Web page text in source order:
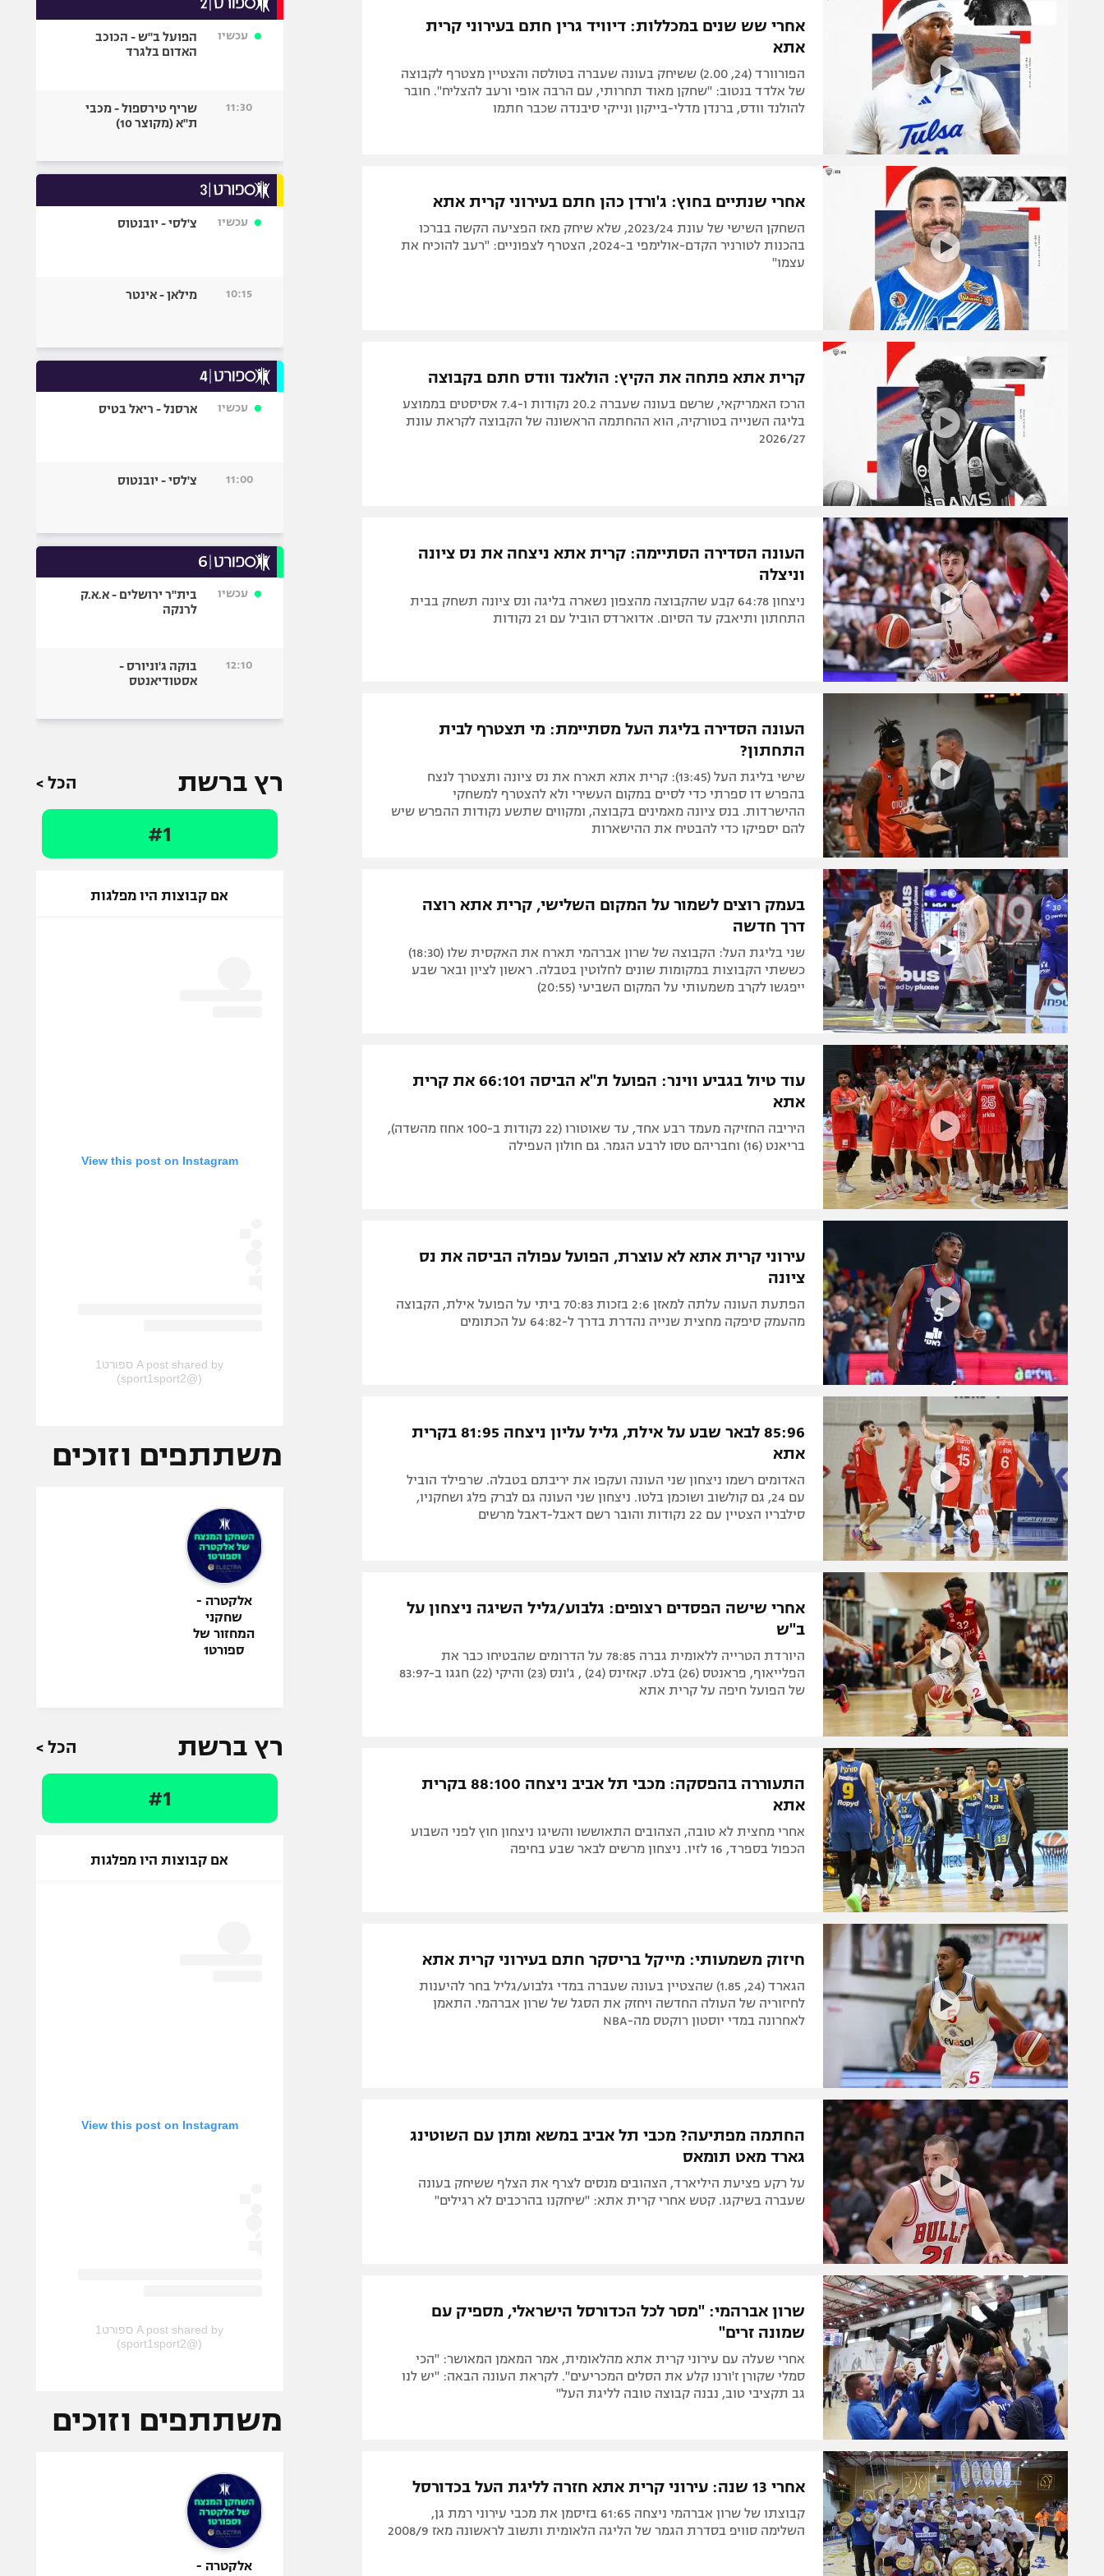
תקנון משתתפים וזוכים בפרסים
תקנון עבור פעילות אלקטרה
תקנון עבור פעילות ספורט 1 – "מרלן"
טניס
גיימינג E-Sports
תנאי שימוש
מדיניות פרטיות
תקנון פעילות ספורט 1
רשיון להקרנה פומבית לבית עסק
הצטרפות לחבילת הערוצים
לוח דרושים – ג'ובנט
המגזין
הפועל באר שבע
מכבי נתניה
בני יהודה
ספורט מוטורי
בייסבול MLB
גיימינג E-Sports
אחרי שש שנים במכללות: דיוויד גרין חתם בעירוני קרית
אתא
הפורוורד (24, 2.00) ששיחק בעונה שעברה בטולסה והצטיין מצטרף לקבוצה
של אלדד בנטוב: "שחקן מאוד תחרותי, עם הרבה אופי ורעב להצליח". חובר
להולנד וודס, ברנדן מדלי-בייקון ונייקי סיבנדה שכבר חתמו
אחרי שנתיים בחוץ: ג'ורדן כהן חתם בעירוני קרית אתא
השחקן השישי של עונת 2023/24, שלא שיחק מאז הפציעה הקשה בברכו
בהכנות לטורניר הקדם-אולימפי ב-2024, הצטרף לצפוניים: "רעב להוכיח את
עצמו"
קרית אתא פתחה את הקיץ: הולאנד וודס חתם בקבוצה
הרכז האמריקאי, שרשם בעונה שעברה 20.2 נקודות ו-7.4 אסיסטים בממוצע
בליגה השנייה בטורקיה, הוא ההחתמה הראשונה של הקבוצה לקראת עונת
2026/27
העונה הסדירה הסתיימה: קרית אתא ניצחה את נס ציונה
וניצלה
ניצחון 64:78 קבע שהקבוצה מהצפון נשארה בליגה ונס ציונה תשחק בבית
התחתון ותיאבק עד הסיום. אדוארדס הוביל עם 21 נקודות
העונה הסדירה בליגת העל מסתיימת: מי תצטרף לבית
התחתון?
שישי בליגת העל (13:45): קרית אתא תארח את נס ציונה ותצטרך לנצח
בהפרש דו ספרתי כדי לסיים במקום העשירי ולא להצטרף למשחקי
ההישרדות. בנס ציונה מאמינים בקבוצה, ומקווים שתשע נקודות ההפרש שיש
להם יספיקו כדי להבטיח את ההישארות
בעמק רוצים לשמור על המקום השלישי, קרית אתא רוצה
דרך חדשה
שני בליגת העל: הקבוצה של שרון אברהמי תארח את האקסית שלו (18:30)
כששתי הקבוצות במקומות שונים לחלוטין בטבלה. ראשון לציון ובאר שבע
ייפגשו לקרב משמעותי על המקום השביעי (20:55)
עוד טיול בגביע ווינר: הפועל ת"א הביסה 66:101 את קרית
אתא
היריבה החזיקה מעמד רבע אחד, עד שאוטורו (22 נקודות ב-100 אחוז מהשדה),
בריאנט (16) וחבריהם טסו לרבע הגמר. גם חולון העפילה
עירוני קרית אתא לא עוצרת, הפועל עפולה הביסה את נס
ציונה
הפתעת העונה עלתה למאזן 2:6 בזכות 70:83 ביתי על הפועל אילת, הקבוצה
מהעמק סיפקה מחצית שנייה נהדרת בדרך ל-64:82 על הכתומים
85:96 לבאר שבע על אילת, גליל עליון ניצחה 81:95 בקרית
אתא
האדומים רשמו ניצחון שני העונה ועקפו את יריבתם בטבלה. שרפילד הוביל
עם 24, גם קולשוב ושוכמן בלטו. ניצחון שני העונה גם לברק פלג ושחקניו,
סילבריו הצטיין עם 22 נקודות והובר רשם דאבל-דאבל מרשים
אחרי שישה הפסדים רצופים: גלבוע/גליל השיגה ניצחון על
ב"ש
היורדת הטרייה ללאומית גברה 78:85 על הדרומים שהבטיחו כבר את
הפלייאוף, פראנטס (26) בלט. קאזינס (24) , ג'ונס (23) והיקי (22) חגגו ב-83:97
של הפועל חיפה על קרית אתא
התעוררה בהפסקה: מכבי תל אביב ניצחה 88:100 בקרית
אתא
אחרי מחצית לא טובה, הצהובים התאוששו והשיגו ניצחון חוץ לפני השבוע
הכפול בספרד, 16 לזיו. ניצחון מרשים לבאר שבע בחיפה
חיזוק משמעותי: מייקל בריסקר חתם בעירוני קרית אתא
הגארד (24, 1.85) שהצטיין בעונה שעברה במדי גלבוע/גליל בחר להיענות
לחיזוריה של העולה החדשה ויחזק את הסגל של שרון אברהמי. התאמן
לאחרונה במדי יוסטון רוקטס מה-NBA
החתמה מפתיעה? מכבי תל אביב במשא ומתן עם השוטינג
גארד מאט תומאס
על רקע פציעת היליארד, הצהובים מנסים לצרף את הצלף ששיחק בעונה
שעברה בשיקגו. קטש אחרי קרית אתא: "שיחקנו בהרכבים לא רגילים"
שרון אברהמי: "מסר לכל הכדורסל הישראלי, מספיק עם
שמונה זרים"
אחרי שעלה עם עירוני קרית אתא מהלאומית, אמר המאמן המאושר: "הכי
סמלי שקורן ז'ורנו קלע את הסלים המכריעים". לקראת העונה הבאה: "יש לנו
גב תקציבי טוב, נבנה קבוצה טובה לליגת העל"
אחרי 13 שנה: עירוני קרית אתא חזרה לליגת העל בכדורסל
קבוצתו של שרון אברהמי ניצחה 61:65 בזיסמן את מכבי עירוני רמת גן,
השלימה סוויפ בסדרת הגמר של הליגה הלאומית ותשוב לראשונה מאז 2008/9
עכשיו
הפועל ב"ש - הכוכב
האדום בלגרד
11:30
שריף טירספול - מכבי
ת"א (מקוצר 10)
עכשיו צ'לסי - יובנטוס
10:15 מילאן - אינטר
עכשיו ארסנל - ריאל בטיס
11:00 צ'לסי - יובנטוס
עכשיו
בית"ר ירושלים - א.א.ק
לרנקה
12:10
בוקה ג'וניורס -
אסטודיאנטס
רץ ברשת הכל >
#1
אם קבוצות היו מפלגות
View this post on Instagram
A post shared by ספורט1
(@sport1sport2)
משתתפים וזוכים
אלקטרה -
שחקני
המחזור של
ספורט1
רץ ברשת הכל >
#1
אם קבוצות היו מפלגות
View this post on Instagram
A post shared by ספורט1
(@sport1sport2)
משתתפים וזוכים
אלקטרה -